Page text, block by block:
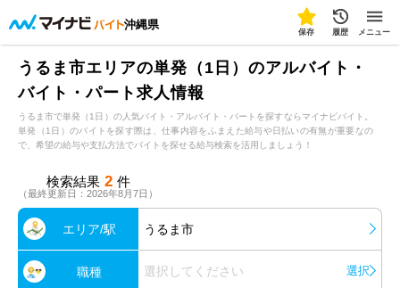
沖縄県
保存 履歴 メニュー
うるま市エリアの単発（1日）のアルバイト・
バイト・パート求人情報
うるま市で単発（1日）の人気バイト・アルバイト・パートを探すならマイナビバイト。
単発（1日）のバイトを探す際は、仕事内容をふまえた給与や日払いの有無が重要なの
で、希望の給与や支払方法でバイトを探せる給与検索を活用しましょう！
検索結果 2 件
（最終更新日：2026年8月7日）
エリア/駅 うるま市
職種 選択してください 選択